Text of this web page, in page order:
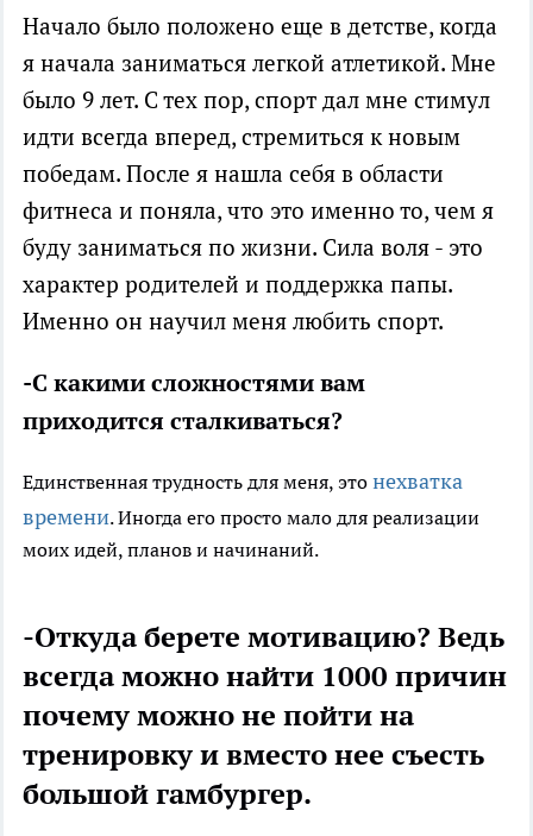
Начало было положено еще в детстве, когда
я начала заниматься легкой атлетикой. Мне
было 9 лет. С тех пор, спорт дал мне стимул
идти всегда вперед, стремиться к новым
победам. После я нашла себя в области
фитнеса и поняла, что это именно то, чем я
буду заниматься по жизни. Сила воля - это
характер родителей и поддержка папы.
Именно он научил меня любить спорт.
-С какими сложностями вам
приходится сталкиваться?
Единственная трудность для меня, это нехватка
времени. Иногда его просто мало для реализации
моих идей, планов и начинаний.
-Откуда берете мотивацию? Ведь
всегда можно найти 1000 причин
почему можно не пойти на
тренировку и вместо нее съесть
большой гамбургер.